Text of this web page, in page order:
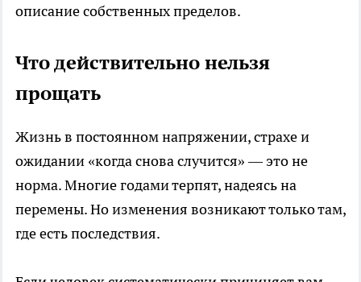
описание собственных пределов.
Что действительно нельзя
прощать
Жизнь в постоянном напряжении, страхе и
ожидании «когда снова случится» — это не
норма. Многие годами терпят, надеясь на
перемены. Но изменения возникают только там,
где есть последствия.